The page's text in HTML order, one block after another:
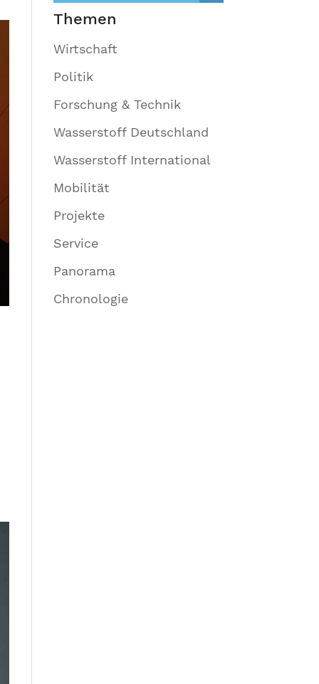
Themen
Wirtschaft
Politik
Forschung & Technik
Wasserstoff Deutschland
Wasserstoff International
Mobilität
Projekte
Service
Panorama
Chronologie